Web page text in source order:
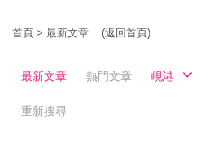
首頁 > 最新文章 (返回首頁)
最新文章 熱門文章 峴港
重新搜尋